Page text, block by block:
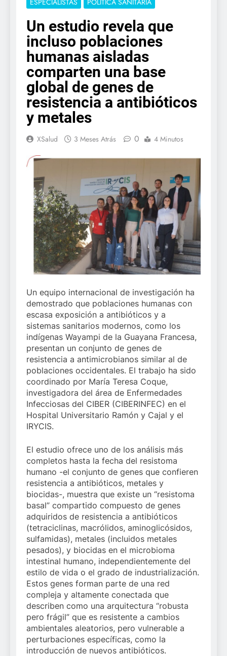
ESPECIALISTAS POLÍTICA SANITARIA
Un estudio revela que
incluso poblaciones
humanas aisladas
comparten una base
global de genes de
resistencia a antibióticos
y metales
XSalud 3 Meses Atrás 0 4 Minutos
Un equipo internacional de investigación ha
demostrado que poblaciones humanas con
escasa exposición a antibióticos y a
sistemas sanitarios modernos, como los
indígenas Wayampi de la Guayana Francesa,
presentan un conjunto de genes de
resistencia a antimicrobianos similar al de
poblaciones occidentales. El trabajo ha sido
coordinado por María Teresa Coque,
investigadora del área de Enfermedades
Infecciosas del CIBER (CIBERINFEC) en el
Hospital Universitario Ramón y Cajal y el
IRYCIS.
El estudio ofrece uno de los análisis más
completos hasta la fecha del resistoma
humano -el conjunto de genes que confieren
resistencia a antibióticos, metales y
biocidas-, muestra que existe un “resistoma
basal” compartido compuesto de genes
adquiridos de resistencia a antibióticos
(tetraciclinas, macrólidos, aminoglicósidos,
sulfamidas), metales (incluidos metales
pesados), y biocidas en el microbioma
intestinal humano, independientemente del
estilo de vida o el grado de industrialización.
Estos genes forman parte de una red
compleja y altamente conectada que
describen como una arquitectura “robusta
pero frágil” que es resistente a cambios
ambientales aleatorios, pero vulnerable a
perturbaciones específicas, como la
introducción de nuevos antibióticos.